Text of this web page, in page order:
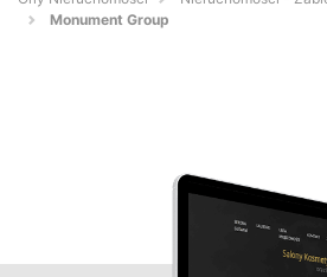
Monument Group